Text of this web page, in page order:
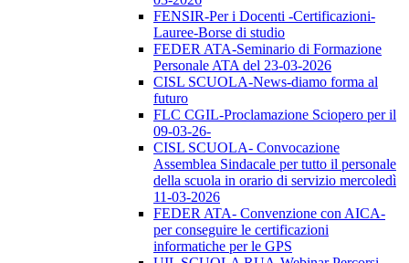
FENSIR-Per i Docenti -Certificazioni-
Lauree-Borse di studio
FEDER ATA-Seminario di Formazione
Personale ATA del 23-03-2026
CISL SCUOLA-News-diamo forma al
futuro
FLC CGIL-Proclamazione Sciopero per il
09-03-26-
CISL SCUOLA- Convocazione
Assemblea Sindacale per tutto il personale
della scuola in orario di servizio mercoledì
11-03-2026
FEDER ATA- Convenzione con AICA-
per conseguire le certificazioni
informatiche per le GPS